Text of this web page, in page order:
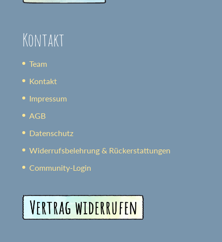
Kontakt
Team
Kontakt
Impressum
AGB
Datenschutz
Widerrufsbelehrung & Rückerstattungen
Community-Login